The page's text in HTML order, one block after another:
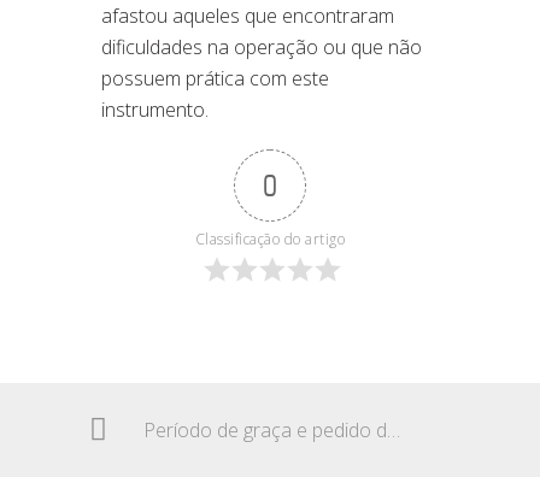
afastou aqueles que encontraram
dificuldades na operação ou que não
possuem prática com este
instrumento.
0
Classificação do artigo
Período de graça e pedido de demissão